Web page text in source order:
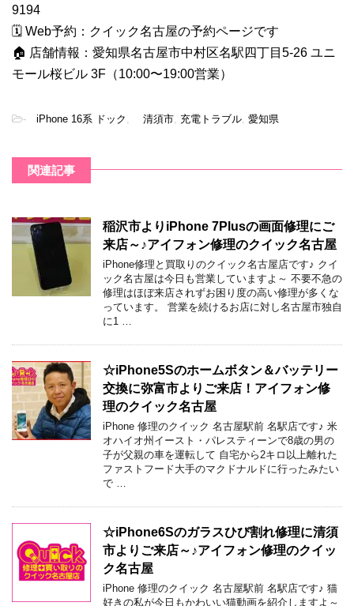
9194
🗓 Web予約： クイック名古屋の予約ページです
🏠 店舗情報：愛知県名古屋市中村区名駅四丁目5-26 ユニ
モール桜ビル 3F（10:00〜19:00営業）
- iPhone 16系 ドック 清須市 充電トラブル 愛知県
関連記事
稲沢市よりiPhone 7Plusの画面修理にご
来店～♪アイフォン修理のクイック名古屋
iPhone修理と買取りのクイック名古屋店です♪ クイ
ック名古屋は今日も営業していますよ～ 不要不急の
修理はほぼ来店されずお困り度の高い修理が多くな
っています。 営業を続けるお店に対し名古屋市独自
に1 …
☆iPhone5Sのホームボタン＆バッテリー
交換に弥富市よりご来店！アイフォン修
理のクイック名古屋
iPhone 修理のクイック 名古屋駅前 名駅店です♪ 米
オハイオ州イースト・パレスティーンで8歳の男の
子が父親の車を運転して 自宅から2キロ以上離れた
ファストフード大手のマクドナルドに行ったみたい
で …
☆iPhone6Sのガラスひび割れ修理に清須
市よりご来店～♪アイフォン修理のクイッ
ク名古屋
iPhone 修理のクイック 名古屋駅前 名駅店です♪ 猫
好きの私が今日もかわいい猫動画を紹介しますよ～